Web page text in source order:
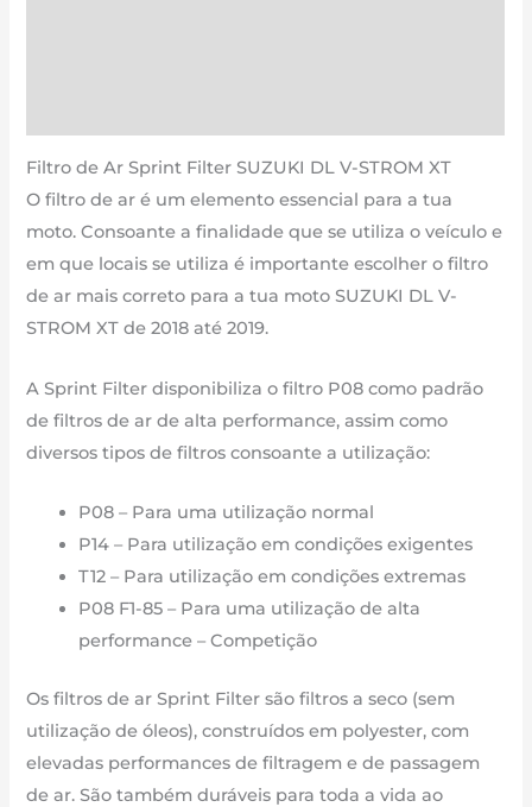
PM253S
de
2018
até
2019
Filtro de Ar Sprint Filter SUZUKI DL V-STROM XT
O filtro de ar é um elemento essencial para a tua
moto. Consoante a finalidade que se utiliza o veículo e
em que locais se utiliza é importante escolher o filtro
de ar mais correto para a tua moto SUZUKI DL V-
STROM XT de 2018 até 2019.
A Sprint Filter disponibiliza o filtro P08 como padrão
de filtros de ar de alta performance, assim como
diversos tipos de filtros consoante a utilização:
P08 – Para uma utilização normal
P14 – Para utilização em condições exigentes
T12 – Para utilização em condições extremas
P08 F1-85 – Para uma utilização de alta
performance – Competição
Os filtros de ar Sprint Filter são filtros a seco (sem
utilização de óleos), construídos em polyester, com
elevadas performances de filtragem e de passagem
de ar. São também duráveis para toda a vida ao